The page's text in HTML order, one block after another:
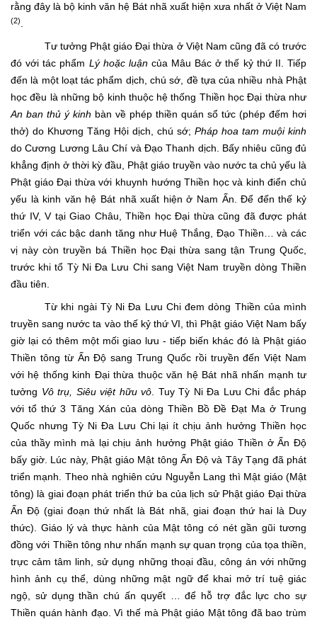
rằng đây là bộ kinh văn hệ Bát nhã xuất hiện xưa nhất ở Việt Nam
(2)
Tư tưởng Phật giáo Đại thừa ở Việt Nam cũng đã có trước
đó với tác phẩm Lý hoặc luậncủa Mâu Bác ở thế kỷ thứ II. Tiếp
đến là một loạt tác phẩm dịch, chú sớ, đề tựa của nhiều nhà Phật
học đều là những bộ kinh thuộc hệ thống Thiền học Đại thừa như
An ban thủ ý kinh bàn về phép thiền quán sổ tức (phép đếm hơi
thở) do Khương Tăng Hội dịch, chú sớ; Pháp hoa tam muội kinh
do Cương Lương Lâu Chí và Đạo Thanh dịch. Bấy nhiêu cũng đủ
khẳng định ở thời kỳ đầu, Phật giáo truyền vào nước ta chủ yếu là
Phật giáo Đại thừa với khuynh hướng Thiền học và kinh điển chủ
yếu là kinh văn hệ Bát nhã xuất hiện ở Nam Ấn. Để đến thế kỷ
thứ IV, V tại Giao Châu, Thiền học Đại thừa cũng đã được phát
triển với các bậc danh tăng như Huệ Thắng, Đạo Thiền… và các
vị này còn truyền bá Thiền học Đại thừa sang tận Trung Quốc,
trước khi tổ Tỳ Ni Đa Lưu Chi sang Việt Nam truyền dòng Thiền
đầu tiên.
Từ khi ngài Tỳ Ni Đa Lưu Chi đem dòng Thiền của mình
truyền sang nước ta vào thế kỷ thứ VI, thì Phật giáo Việt Nam bấy
giờ lại có thêm một mối giao lưu - tiếp biến khác đó là Phật giáo
Thiền tông từ Ấn Độ sang Trung Quốc rồi truyền đến Việt Nam
với hệ thống kinh Đại thừa thuộc văn hệ Bát nhã nhấn mạnh tư
tưởng Vô trụ, Siêu việt hữu vô . Tuy Tỳ Ni Đa Lưu Chi đắc pháp
với tổ thứ 3 Tăng Xán của dòng Thiền Bồ Đề Đạt Ma ở Trung
Quốc nhưng Tỳ Ni Đa Lưu Chi lại ít chịu ảnh hưởng Thiền học
của thầy mình mà lại chịu ảnh hưởng Phật giáo Thiền ở Ấn Độ
bấy giờ. Lúc này, Phật giáo Mật tông Ấn Độ và Tây Tạng đã phát
triển mạnh. Theo nhà nghiên cứu Nguyễn Lang thì Mật giáo (Mật
tông) là giai đoạn phát triển thứ ba của lịch sử Phật giáo Đại thừa
Ấn Độ (giai đoạn thứ nhất là Bát nhã, giai đoạn thứ hai là Duy
thức). Giáo lý và thực hành của Mật tông có nét gần gũi tương
đồng với Thiền tông như nhấn mạnh sự quan trọng của tọa thiền,
trực cảm tâm linh, sử dụng những thoại đầu, công án với những
hình ảnh cụ thể, dùng những mật ngữ để khai mở trí tuệ giác
ngộ, sử dụng thần chú ấn quyết … để hỗ trợ đắc lực cho sự
Thiền quán hành đạo. Vì thế mà Phật giáo Mật tông đã bao trùm